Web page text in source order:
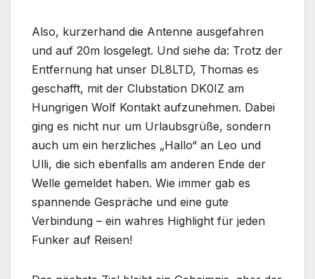
Also, kurzerhand die Antenne ausgefahren
und auf 20m losgelegt. Und siehe da: Trotz der
Entfernung hat unser DL8LTD, Thomas es
geschafft, mit der Clubstation DK0IZ am
Hungrigen Wolf Kontakt aufzunehmen. Dabei
ging es nicht nur um Urlaubsgrüße, sondern
auch um ein herzliches „Hallo“ an Leo und
Ulli, die sich ebenfalls am anderen Ende der
Welle gemeldet haben. Wie immer gab es
spannende Gespräche und eine gute
Verbindung – ein wahres Highlight für jeden
Funker auf Reisen!